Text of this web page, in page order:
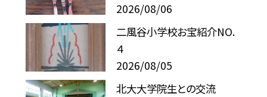
2026/08/06
二風谷小学校お宝紹介NO.
４
2026/08/05
北大大学院生との交流